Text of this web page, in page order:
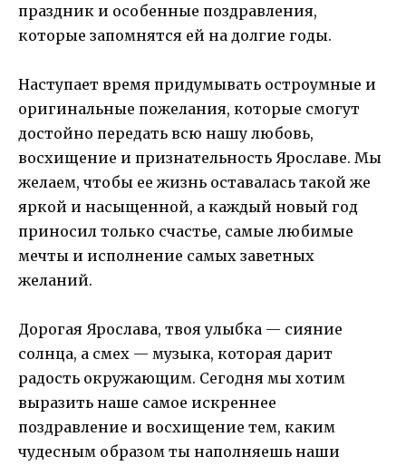
праздник и особенные поздравления,
которые запомнятся ей на долгие годы.
Наступает время придумывать остроумные и
оригинальные пожелания, которые смогут
достойно передать всю нашу любовь,
восхищение и признательность Ярославе. Мы
желаем, чтобы ее жизнь оставалась такой же
яркой и насыщенной, а каждый новый год
приносил только счастье, самые любимые
мечты и исполнение самых заветных
желаний.
Дорогая Ярослава, твоя улыбка — сияние
солнца, а смех — музыка, которая дарит
радость окружающим. Сегодня мы хотим
выразить наше самое искреннее
поздравление и восхищение тем, каким
чудесным образом ты наполняешь наши